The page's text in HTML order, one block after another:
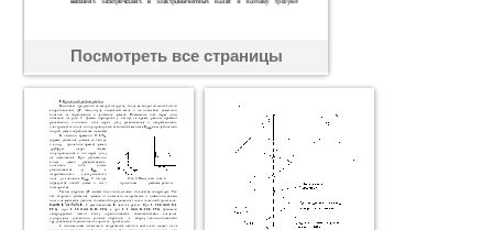
Посмотреть все страницы